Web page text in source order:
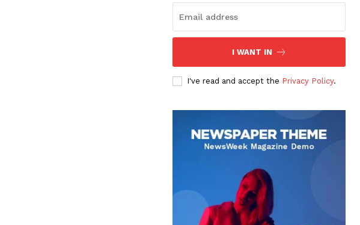
I WANT IN
I've read and accept the Privacy Policy.